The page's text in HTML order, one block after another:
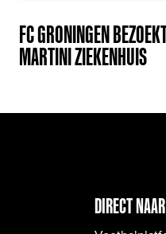
FC GRONINGEN
MARTINI ZIEKENHUIS
DIRECT NAAR